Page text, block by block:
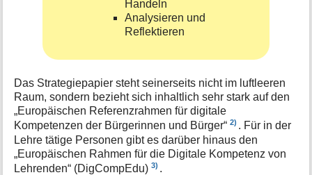
Handeln
Analysieren und
Reflektieren
Das Strategiepapier steht seinerseits nicht im luftleeren
Raum, sondern bezieht sich inhaltlich sehr stark auf den
„Europäischen Referenzrahmen für digitale
Kompetenzen der Bürgerinnen und Bürger“2) . Für in der
Lehre tätige Personen gibt es darüber hinaus den
„Europäischen Rahmen für die Digitale Kompetenz von
Lehrenden“ (DigCompEdu)3) .